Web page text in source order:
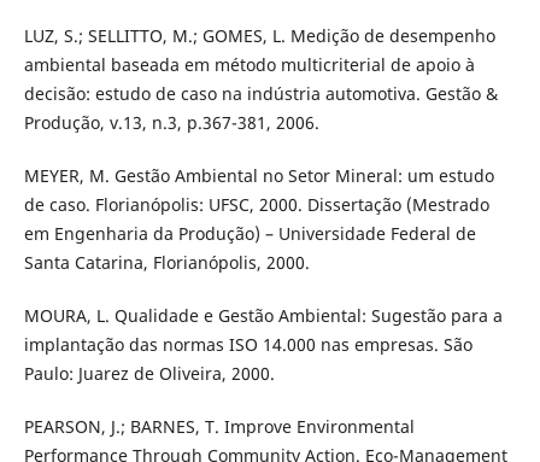
LUZ, S.; SELLITTO, M.; GOMES, L. Medição de desempenho
ambiental baseada em método multicriterial de apoio à
decisão: estudo de caso na indústria automotiva. Gestão &
Produção, v.13, n.3, p.367-381, 2006.
MEYER, M. Gestão Ambiental no Setor Mineral: um estudo
de caso. Florianópolis: UFSC, 2000. Dissertação (Mestrado
em Engenharia da Produção) – Universidade Federal de
Santa Catarina, Florianópolis, 2000.
MOURA, L. Qualidade e Gestão Ambiental: Sugestão para a
implantação das normas ISO 14.000 nas empresas. São
Paulo: Juarez de Oliveira, 2000.
PEARSON, J.; BARNES, T. Improve Environmental
Performance Through Community Action. Eco-Management